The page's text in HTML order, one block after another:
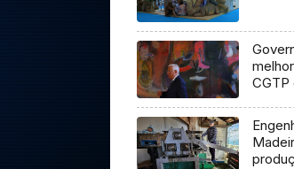
CGTP